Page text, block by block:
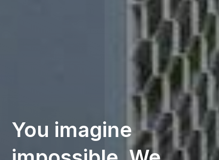
You imagine